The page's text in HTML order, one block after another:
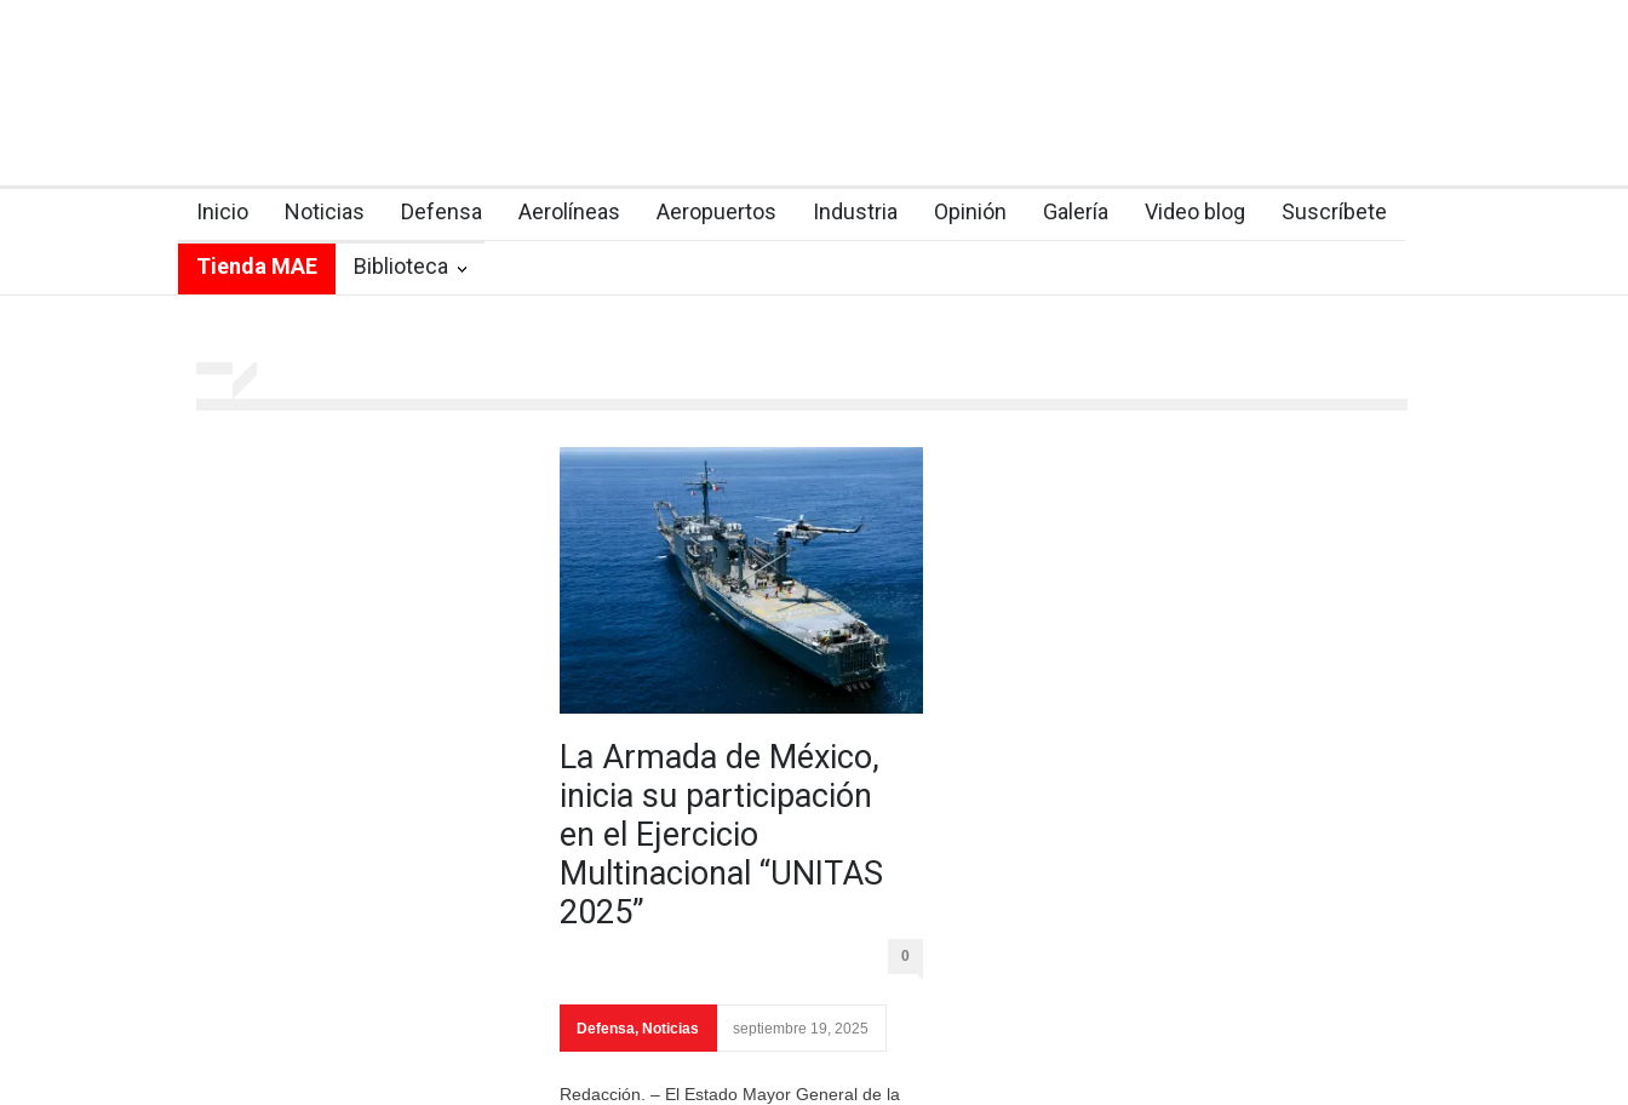
Inicio Noticias Defensa Aerolíneas Aeropuertos Industria Opinión Galería Video blog Suscríbete
Tienda MAE Biblioteca
La Armada de México,
inicia su participación
en el Ejercicio
Multinacional “UNITAS
2025”
0
Defensa, Noticias septiembre 19, 2025
Redacción. – El Estado Mayor General de la